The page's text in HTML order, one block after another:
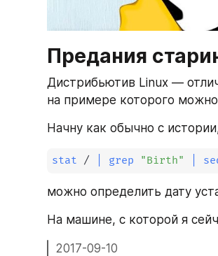
Предания
Дистрибьютив Linux —
на примере которого
Начну как обычно с
stat / grep "Birth"
можно определить дату
На машине, с которой я
2017-09-10